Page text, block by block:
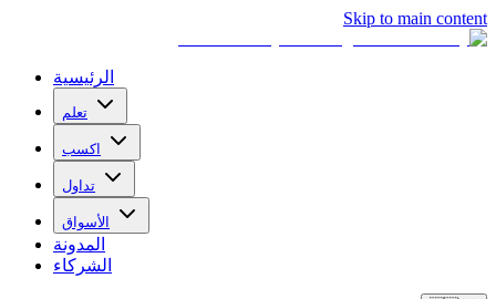
Skip to main content
الرئيسية
تعلم
اكسب
تداول
الأسواق
المدونة
الشركاء